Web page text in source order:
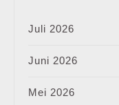
Juli 2026
Juni 2026
Mei 2026